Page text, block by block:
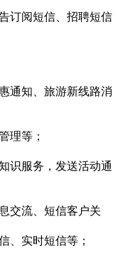
订阅短信、招聘短信
通知、旅游新线路消
理等；
识服务，发送活动通
交流、短信客户关
、实时短信等；